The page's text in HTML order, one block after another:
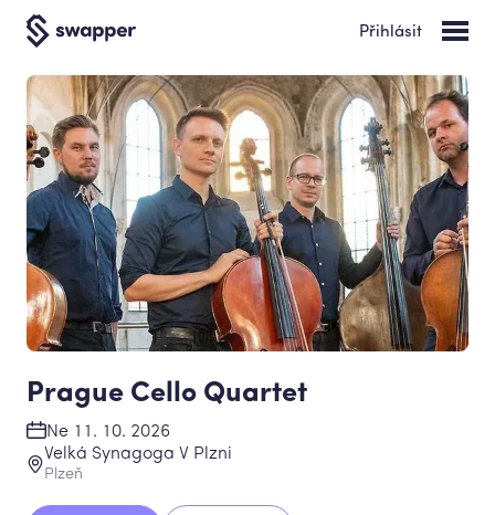
Přihlásit
Prague Cello Quartet
Ne 11. 10. 2026
Velká Synagoga V Plzni
Plzeň